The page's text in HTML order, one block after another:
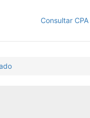
Consultar CPA